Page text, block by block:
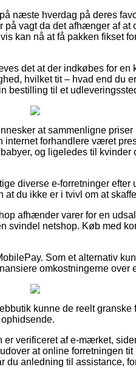
næste hverdag på deres
vagt da det afhænger af
kan nå at få pakken fikset
det at der indkøbes for en
hvilket tit – hvad end du
bestilling til et
at sammenligne
internet forhandlere været
og ligeledes til
diverse e-forretninger efter
du ikke er i tvivl om at
afhænder varer for en
netshop. Køb med
Som et alternativ
omkostningerne over
kunne de reelt granske
verificeret af e-mærket,
at online forretningen
du anledning til assistance,